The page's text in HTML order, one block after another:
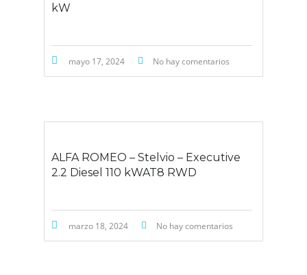
kW
mayo 17, 2024 No hay comentarios
ALFA ROMEO – Stelvio – Executive
2.2 Diesel 110 kWAT8 RWD
marzo 18, 2024 No hay comentarios